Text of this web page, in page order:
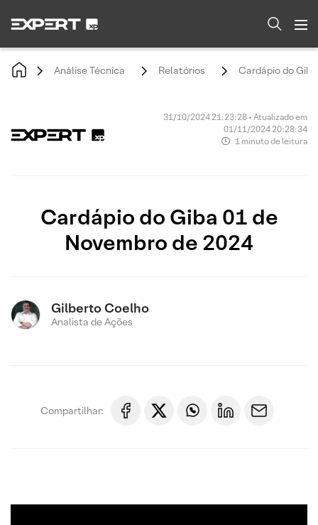
Análise Técnica Relatórios Cardápio do
31/10/2024 21:23:28 • Atualizado em
01/11/2024 20:28:34
1 minuto de leitura
Cardápio do Giba 01 de
Novembro de 2024
Gilberto Coelho
Analista de Ações
Compartilhar: